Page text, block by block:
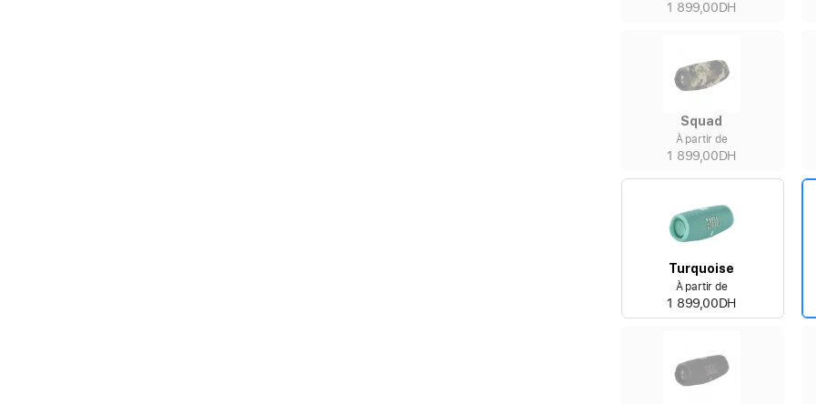
1 899,00DH
Squad
À partir de
1 899,00DH
Turquoise
À partir de
1 899,00DH